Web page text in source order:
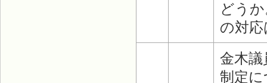
どう
の対
金木
制定